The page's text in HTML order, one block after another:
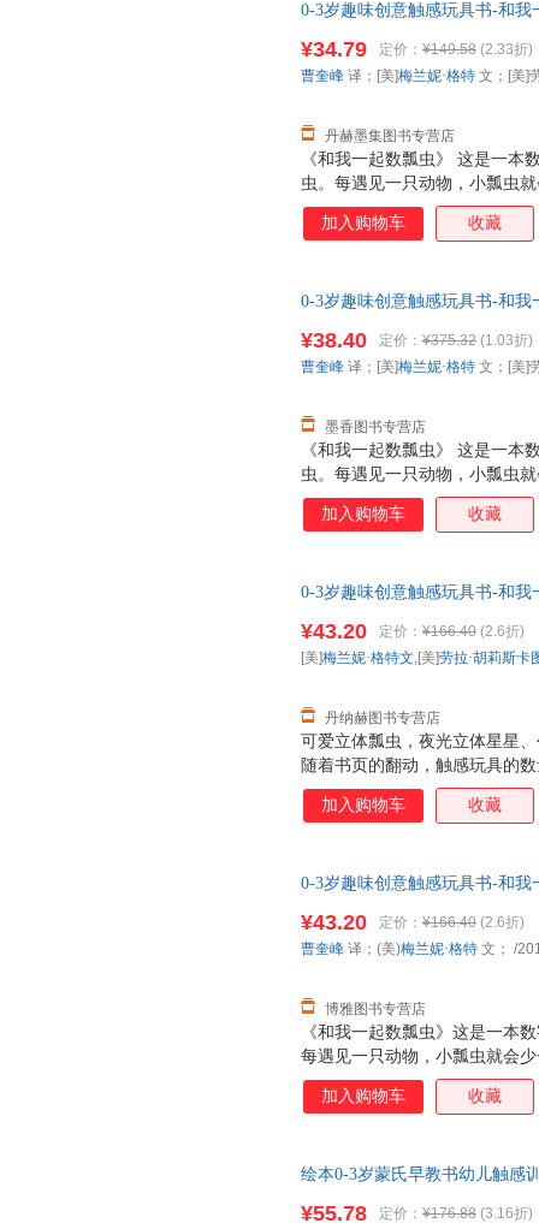
0-3岁趣味创意触感玩具书-和
《和我一起数瓢虫》 这是一本
虫。每遇见一只动物，小瓢虫
的数量变化，对数字有个初步
加有趣。除此之外，每个跨页
¥34.79 定价： ¥149.58 (2.33折)
丹赫墨集图书专营店
曹奎峰 译；[美]梅兰妮·格特 文；[美]
加入购物车 收藏
0-3岁趣味创意触感玩具书-和
电子发票！
《和我一起数瓢虫》 这是一本
虫。每遇见一只动物，小瓢虫
的数量变化，对数字有个初步
加有趣。除此之外，每个跨页
¥38.40 定价： ¥375.32 (1.03折)
墨香图书专营店
曹奎峰 译；[美]梅兰妮·格特 文；[美]
加入购物车 收藏
0-3岁趣味创意触感玩具书-和
可爱立体瓢虫，夜光立体星星
随着书页的翻动，触感玩具的
宝观察力。 构思巧妙的故事，
关键词中英双语，促进宝宝早
¥43.20 定价： ¥166.40 (2.6折)
丹纳赫图书专营店
[美]梅兰妮·格特文,[美]劳拉·胡莉斯卡
加入购物车 收藏
0-3岁趣味创意触感玩具书-和
《和我一起数瓢虫》这是一本
每遇见一只动物，小瓢虫就会
量变化，对数字有个初步的认
趣。除此之外，每个跨页还有
¥43.20 定价： ¥166.40 (2.6折)
博雅图书专营店
曹奎峰 译；(美)梅兰妮·格特 文； /
加入购物车 收藏
绘本0-3岁蒙氏早教书幼儿触感
¥55.78 定价： ¥176.88 (3.16折)